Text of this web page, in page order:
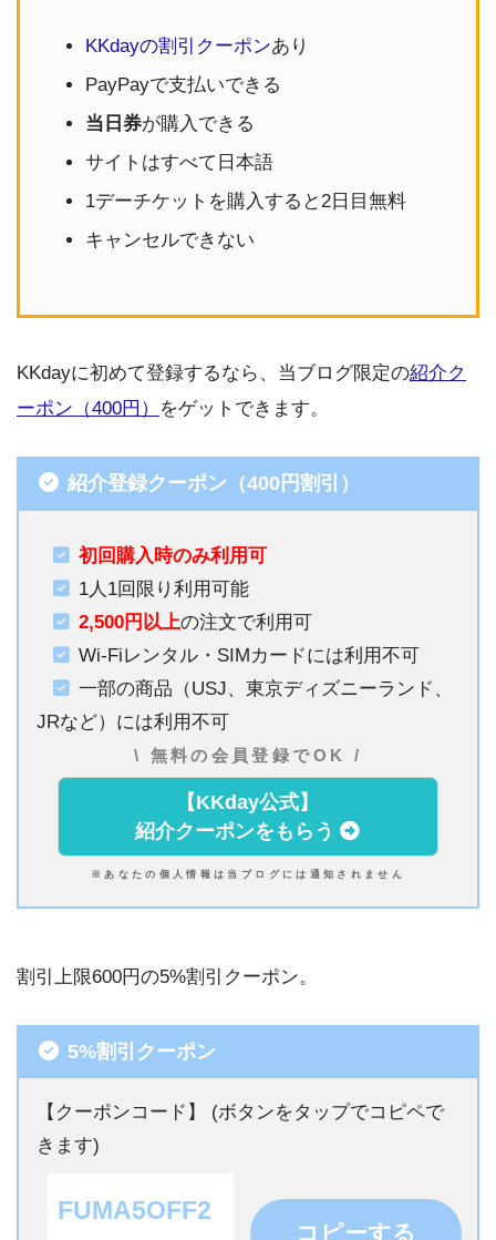
KKdayの割引クーポンあり
PayPayで支払いできる
当日券が購入できる
サイトはすべて日本語
1デーチケットを購入すると2日目無料
キャンセルできない
KKdayに初めて登録するなら、当ブログ限定の紹介ク
ーポン（400円）
をゲットできます。
紹介登録クーポン（400円割引）
初回購入時のみ利用可
1人1回限り利用可能
2,500円以上の注文で利用可
Wi-Fiレンタル・SIMカードには利用不可
一部の商品（USJ、東京ディズニーランド、
JRなど）には利用不可
\ 無料の会員登録でOK /
【KKday公式】
紹介クーポンをもらう
※あなたの個人情報は当ブログには通知されません
割引上限600円の5%割引クーポン。
5%割引クーポン
【クーポンコード】 (ボタンをタップでコピペで
きます)
FUMA5OFF2
コピーする